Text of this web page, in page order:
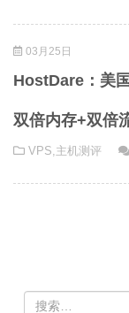
03月25日
HostDare：美
双倍内存+双倍
VPS,主机测评